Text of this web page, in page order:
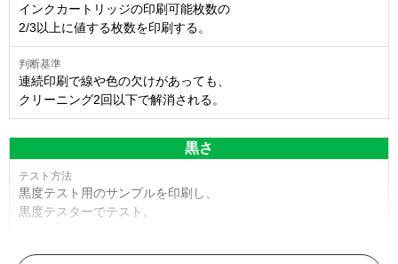
インクカートリッジの印刷可能枚数の
2/3以上に値する枚数を印刷する。
連続印刷で線や色の欠けがあっても、
クリーニング2回以下で解消される。
黒さ
黒度テスト用のサンプルを印刷し、
黒度テスターでテスト。